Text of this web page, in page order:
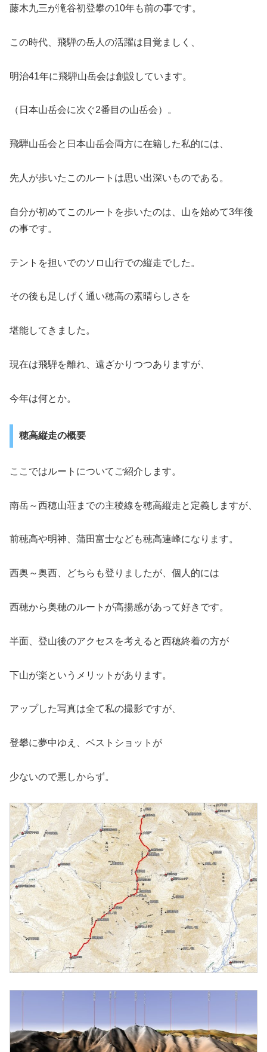
藤木九三が滝谷初登攀の10年も前の事です。
この時代、飛騨の岳人の活躍は目覚ましく、
明治41年に飛騨山岳会は創設しています。
（日本山岳会に次ぐ2番目の山岳会）。
飛騨山岳会と日本山岳会両方に在籍した私的には、
先人が歩いたこのルートは思い出深いものである。
自分が初めてこのルートを歩いたのは、山を始めて3年後
の事です。
テントを担いでのソロ山行での縦走でした。
その後も足しげく通い穂高の素晴らしさを
堪能してきました。
現在は飛騨を離れ、遠ざかりつつありますが、
今年は何とか。
穂高縦走の概要
ここではルートについてご紹介します。
南岳～西穂山荘までの主稜線を穂高縦走と定義しますが、
前穂高や明神、蒲田富士なども穂高連峰になります。
西奥～奥西、どちらも登りましたが、個人的には
西穂から奥穂のルートが高揚感があって好きです。
半面、登山後のアクセスを考えると西穂終着の方が
下山が楽というメリットがあります。
アップした写真は全て私の撮影ですが、
登攀に夢中ゆえ、ベストショットが
少ないので悪しからず。